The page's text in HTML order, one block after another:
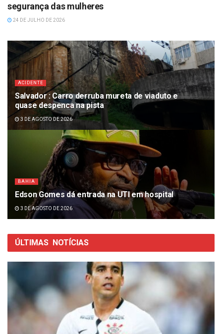
segurança das mulheres
24 DE JULHO DE 2026
ACIDENTE
Salvador : Carro derruba mureta de viaduto e
quase despenca na pista
3 DE AGOSTO DE 2026
BAHIA
Edson Gomes dá entrada na UTI em hospital
3 DE AGOSTO DE 2026
ÚLTIMAS NOTÍCIAS